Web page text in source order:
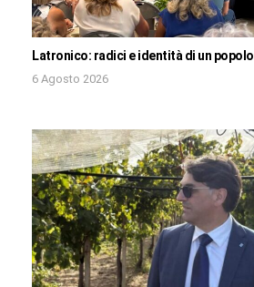
Latronico: radici e identità di un popolo
6 Agosto 2026